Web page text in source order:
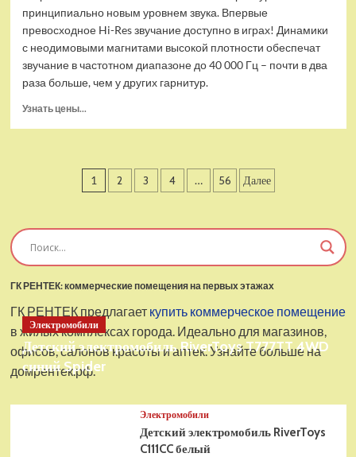
принципиально новым уровнем звука. Впервые
превосходное Hi-Res звучание доступно в играх! Динамики
с неодимовыми магнитами высокой плотности обеспечат
звучание в частотном диапазоне до 40 000 Гц – почти в два
раза больше, чем у других гарнитур.
Узнать цены...
наушники
Arctis
Пагинация
1 2 3 4 … 56 Далее
ГК РЕНТЕК: коммерческие помещения на первых этажах
ГК РЕНТЕК предлагает купить коммерческое помещение
в жилых комплексах города. Идеально для магазинов,
офисов, салонов красоты и аптек. Узнайте больше на
домрентек.рф.
Электромобили
Детский электромобиль RiverToys T777TT 4WD
синий Spider
Электромобили
Детский электромобиль RiverToys
C111CC белый